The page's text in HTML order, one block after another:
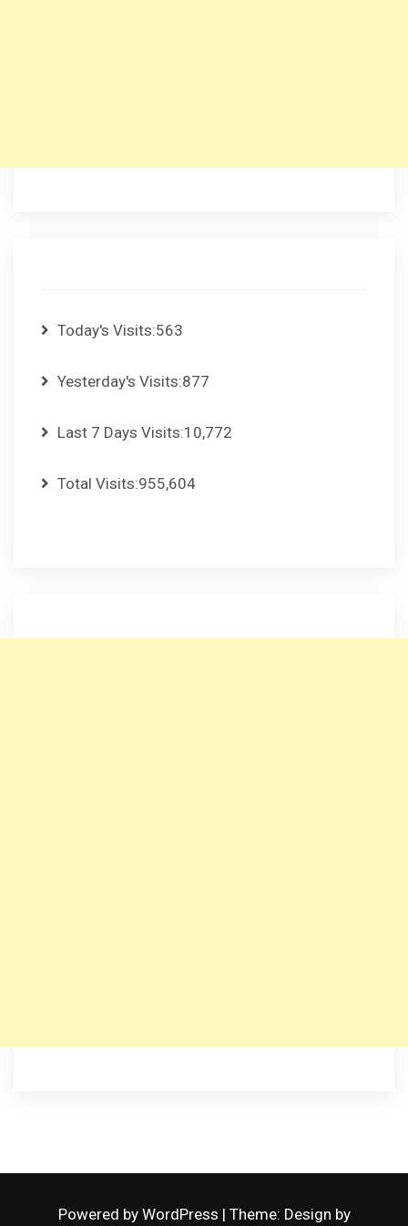
Today's Visits:563
Yesterday's Visits:877
Last 7 Days Visits:10,772
Total Visits:955,604
Powered by WordPress | Theme: Design by